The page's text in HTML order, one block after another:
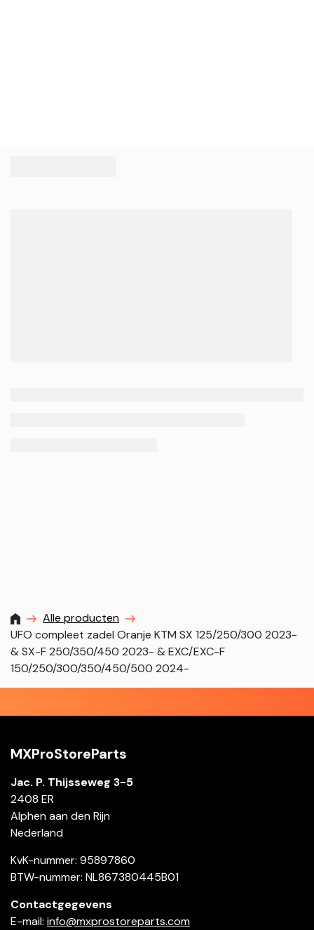
MXProstoreparts
Alle producten
UFO compleet zadel Oranje KTM SX 125/250/300 2023-
& SX-F 250/350/450 2023- & EXC/EXC-F
150/250/300/350/450/500 2024-
MXProStoreParts
Jac. P. Thijsseweg 3-5
2408 ER
Alphen aan den Rijn
Nederland
KvK-nummer: 95897860
BTW-nummer: NL867380445B01
Contactgegevens
E-mail: info@mxprostoreparts.com